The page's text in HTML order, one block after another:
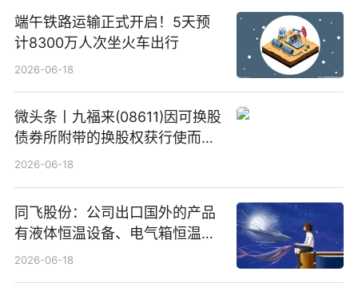
端午铁路运输正式开启！5天预
计8300万人次坐火车出行
2026-06-18
微头条丨九福来(08611)因可换股
债券所附带的换股权获行使而发
行5200万股
2026-06-18
同飞股份：公司出口国外的产品
有液体恒温设备、电气箱恒温装
置、纯水冷却单元和特种换热器
2026-06-18